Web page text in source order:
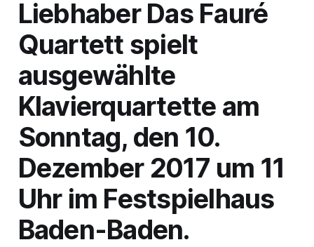
Liebhaber Das Fauré
Quartett spielt
ausgewählte
Klavierquartette am
Sonntag, den 10.
Dezember 2017 um 11
Uhr im Festspielhaus
Baden-Baden.